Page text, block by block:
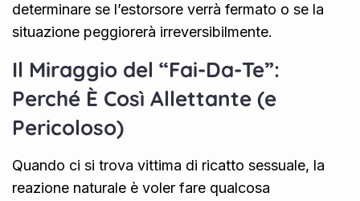
determinare se l’estorsore verrà fermato o se la
situazione peggiorerà irreversibilmente.
Il Miraggio del “Fai-Da-Te”:
Perché È Così Allettante (e
Pericoloso)
Quando ci si trova vittima di ricatto sessuale, la
reazione naturale è voler fare qualcosa